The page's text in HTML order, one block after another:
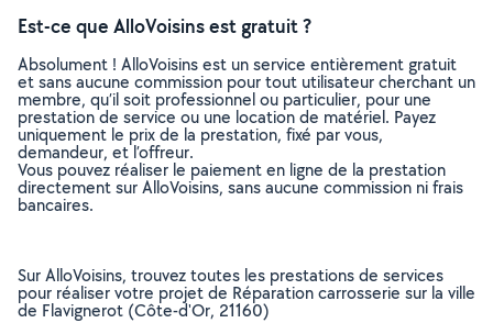
Est-ce que AlloVoisins est gratuit ?
Absolument ! AlloVoisins est un service entièrement gratuit
et sans aucune commission pour tout utilisateur cherchant un
membre, qu’il soit professionnel ou particulier, pour une
prestation de service ou une location de matériel. Payez
uniquement le prix de la prestation, fixé par vous,
demandeur, et l’offreur.
Vous pouvez réaliser le paiement en ligne de la prestation
directement sur AlloVoisins, sans aucune commission ni frais
bancaires.
Sur AlloVoisins, trouvez toutes les prestations de services
pour réaliser votre projet de Réparation carrosserie sur la ville
de Flavignerot (Côte-d'Or, 21160)